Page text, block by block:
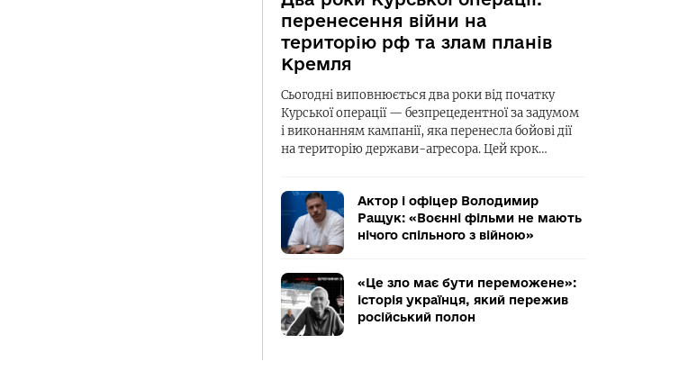
перенесення війни на
територію рф та злам планів
Кремля
Сьогодні виповнюється два роки від початку
Курської операції — безпрецедентної за задумом
і виконанням кампанії, яка перенесла бойові дії
на територію держави-агресора. Цей крок…
Актор і офіцер Володимир
Ращук: «Воєнні фільми не мають
нічого спільного з війною»
«Це зло має бути переможене»:
історія українця, який пережив
російський полон